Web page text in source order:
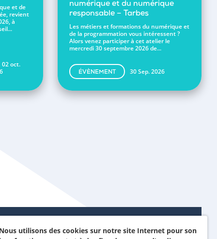
et de
revient
à
02 oct.
numérique et du numérique
responsable – Tarbes
Les métiers et formations du numérique et
de la programmation vous intéressent ?
Alors venez participer à cet atelier le
mercredi 30 septembre 2026 de...
ÉVÈNEMENT 30 Sep. 2026
utilisons des cookies sur notre site Internet pour son